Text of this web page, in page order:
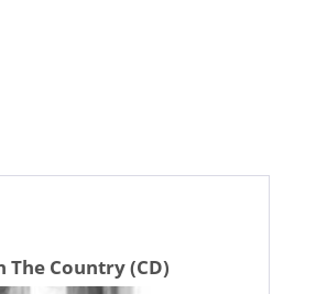
The Country (CD)